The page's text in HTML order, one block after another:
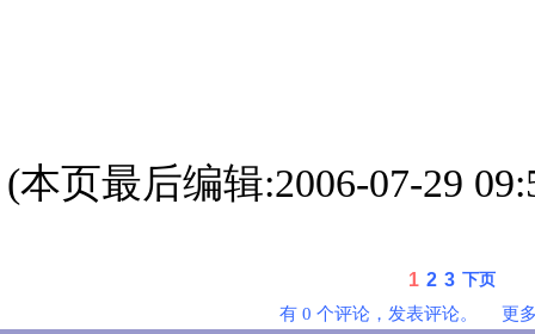
(本页最后编辑:2006-07-29
1 2 3 下页
有 0 个评论，发表评论。 更